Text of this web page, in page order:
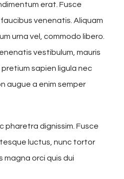
erat. Fusce
venenatis. Aliquam
urna vel, commodo libero.
vestibulum, mauris
sapien ligula nec
augue a enim semper
pharetra dignissim. Fusce
luctus, nunc tortor
magna orci quis dui